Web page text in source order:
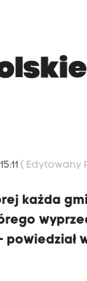
( Edytowany
każda